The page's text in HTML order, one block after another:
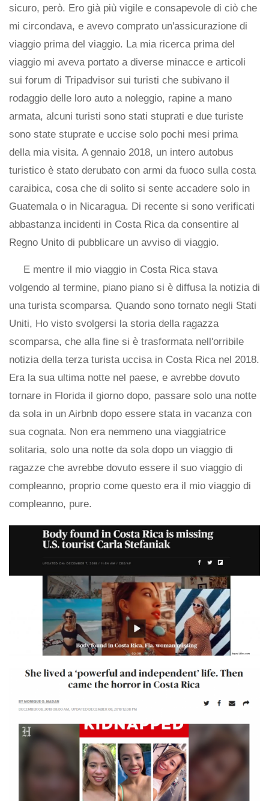
sicuro, però. Ero già più vigile e consapevole di ciò che
mi circondava, e avevo comprato un'assicurazione di
viaggio prima del viaggio. La mia ricerca prima del
viaggio mi aveva portato a diverse minacce e articoli
sui forum di Tripadvisor sui turisti che subivano il
rodaggio delle loro auto a noleggio, rapine a mano
armata, alcuni turisti sono stati stuprati e due turiste
sono state stuprate e uccise solo pochi mesi prima
della mia visita. A gennaio 2018, un intero autobus
turistico è stato derubato con armi da fuoco sulla costa
caraibica, cosa che di solito si sente accadere solo in
Guatemala o in Nicaragua. Di recente si sono verificati
abbastanza incidenti in Costa Rica da consentire al
Regno Unito di pubblicare un avviso di viaggio.
E mentre il mio viaggio in Costa Rica stava
volgendo al termine, piano piano si è diffusa la notizia di
una turista scomparsa. Quando sono tornato negli Stati
Uniti, Ho visto svolgersi la storia della ragazza
scomparsa, che alla fine si è trasformata nell'orribile
notizia della terza turista uccisa in Costa Rica nel 2018.
Era la sua ultima notte nel paese, e avrebbe dovuto
tornare in Florida il giorno dopo, passare solo una notte
da sola in un Airbnb dopo essere stata in vacanza con
sua cognata. Non era nemmeno una viaggiatrice
solitaria, solo una notte da sola dopo un viaggio di
ragazze che avrebbe dovuto essere il suo viaggio di
compleanno, proprio come questo era il mio viaggio di
compleanno, pure.